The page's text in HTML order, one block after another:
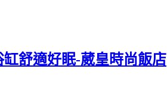
缸舒適好眠-葳皇時尚飯店